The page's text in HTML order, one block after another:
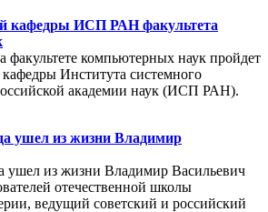
кафедры ИСП РАН факультета
факультете компьютерных наук пройдет
кафедры Института системного
академии наук (ИСП РАН).
ушел из жизни Владимир
ушел из жизни Владимир Васильевич
отечественной школы
ведущий советский и российский